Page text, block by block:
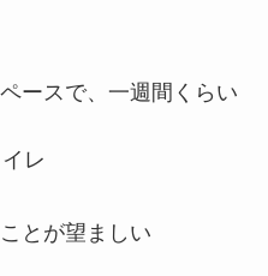
ースで、一週間くらい
レ
とが望ましい